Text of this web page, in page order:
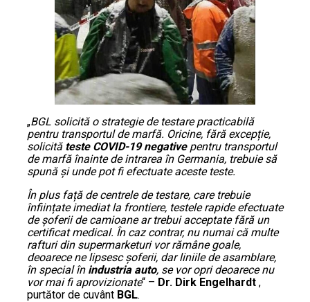
„BGL solicită o strategie de testare practicabilă
pentru transportul de marfă. Oricine, fără excepție,
solicită teste COVID-19 negativepentru transportul
de marfă înainte de intrarea în Germania, trebuie să
spună și unde pot fi efectuate aceste teste.
În plus față de centrele de testare, care trebuie
înființate imediat la frontiere, testele rapide efectuate
de șoferii de camioane ar trebui acceptate fără un
certificat medical. În caz contrar, nu numai că multe
rafturi din supermarketuri vor rămâne goale,
deoarece ne lipsesc șoferii, dar liniile de asamblare,
în special în industria auto, se vor opri deoarece nu
vor mai fi aprovizionate“ – Dr. Dirk Engelhardt ,
purtător de cuvânt BGL.